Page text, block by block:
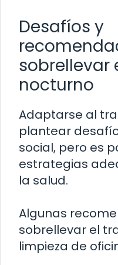
Desafíos y
sobrellevar
nocturno
Adaptarse al
plantear
social, pero es
estrategias
la salud.
Algunas
sobrellevar el
limpieza de